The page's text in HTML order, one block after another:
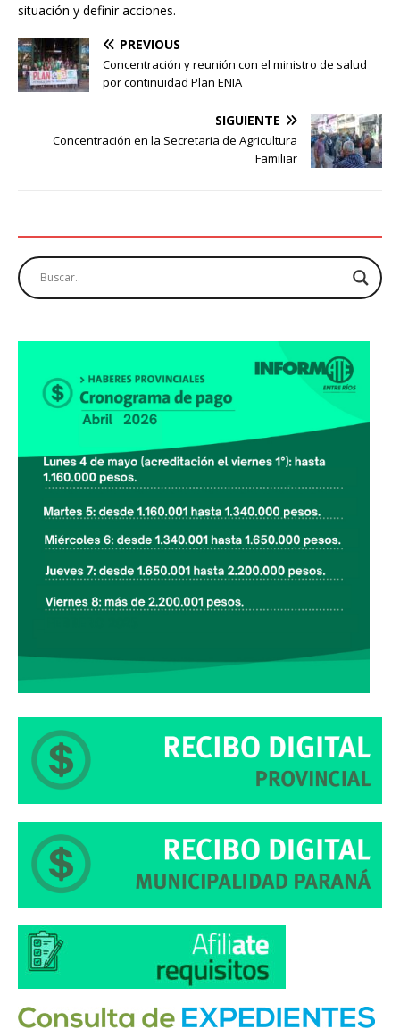
situación y definir acciones.
PREVIOUS
Concentración y reunión con el ministro de salud
por continuidad Plan ENIA
SIGUIENTE
Concentración en la Secretaria de Agricultura
Familiar